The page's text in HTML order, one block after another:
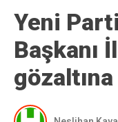
Yeni
Başkanı
gözaltına